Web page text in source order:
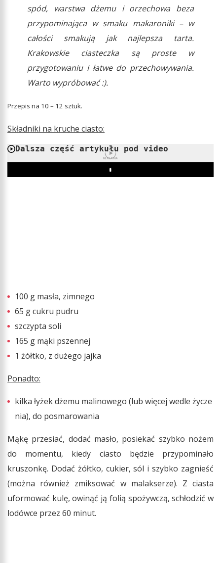
spód, warstwa dżemu i orzechowa beza
przypominająca w smaku makaroniki – w
całości smakują jak najlepsza tarta.
Krakowskie ciasteczka są proste w
przygotowaniu i łatwe do przechowywania.
Warto wypróbować :).
Przepis na 10 – 12 sztuk.
Składniki na kruche ciasto:
Dalsza część artykułu pod video
REKLAMA
Play
100 g masła, zimnego
65 g cukru pudru
szczypta soli
165 g mąki pszennej
1 żółtko, z dużego jajka
Ponadto:
kilka łyżek dżemu malinowego (lub więcej wedle życze
nia), do posmarowania
Mąkę przesiać, dodać masło, posiekać szybko nożem
do momentu, kiedy ciasto będzie przypominało
kruszonkę. Dodać żółtko, cukier, sól i szybko zagnieść
(można również zmiksować w malakserze). Z ciasta
uformować kulę, owinąć ją folią spożywczą, schłodzić w
lodówce przez 60 minut.